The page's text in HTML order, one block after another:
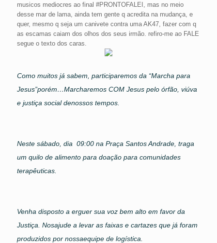
musicos mediocres ao final #PRONTOFALEI, mas no meio
desse mar de lama, ainda tem gente q acredita na mudança, e
quer, mesmo q seja um canivete contra uma AK47, fazer com q
as escamas caiam dos olhos dos seus irmão. refiro-me ao FALE
segue o texto dos caras.
Como muitos já sabem, participaremos da “Marcha para
Jesus”porém…Marcharemos COM Jesus pelo órfão, viúva
e justiça social denossos tempos.
Neste sábado, dia 09:00 na Praça Santos Andrade, traga
um quilo de alimento para doação para comunidades
terapêuticas.
Venha disposto a erguer sua voz bem alto em favor da
Justiça. Nosajude a levar as faixas e cartazes que já foram
produzidos por nossaequipe de logística.